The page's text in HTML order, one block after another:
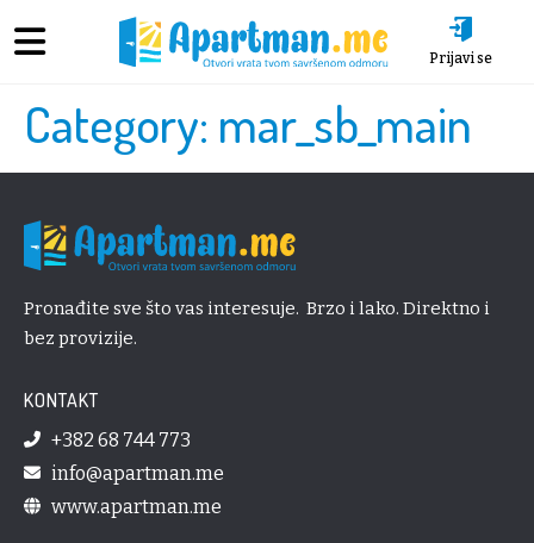
Prijavi se
Category: mar_sb_main
Pronađite sve što vas interesuje. Brzo i lako. Direktno i
bez provizije.
KONTAKT
+382 68 744 773
info@apartman.me
www.apartman.me